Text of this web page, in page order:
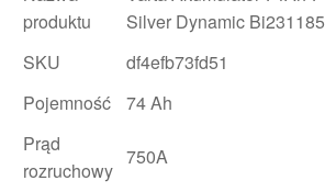
produktu
Silver Dynamic Bi231185
SKU
df4efb73fd51
Pojemność
74 Ah
Prąd
rozruchowy
750A